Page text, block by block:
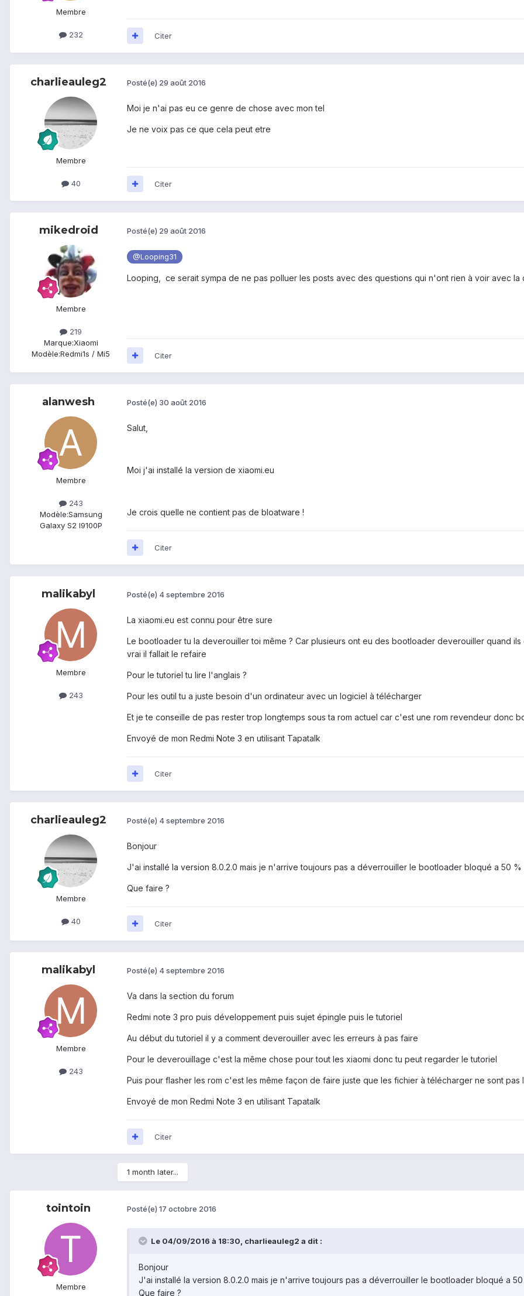
Membre
232 Citer
charlieauleg2
Membre
40
Posté(e) 29 août 2016
Moi je n'ai pas eu ce genre de chose avec mon tel
Je ne voix pas ce que cela peut etre
Citer
mikedroid
Membre
219
Marque:Xiaomi
Modèle:Redmi1s / Mi5
Posté(e) 29 août 2016
@Looping31
Looping, ce serait sympa de ne pas polluer les posts avec des questions qui n'ont rien à voir avec la
Citer
alanwesh
Membre
243
Modèle:Samsung
Galaxy S2 I9100P
Posté(e) 30 août 2016
Salut,
Moi j'ai installé la version de xiaomi.eu
Je crois quelle ne contient pas de bloatware !
Citer
malikabyl
Membre
243
Posté(e) 4 septembre 2016
La xiaomi.eu est connu pour être sure
Le bootloader tu la deverouiller toi même ? Car plusieurs ont eu des bootloader deverouiller quand
vrai il fallait le refaire
Pour le tutoriel tu lire l'anglais ?
Pour les outil tu a juste besoin d'un ordinateur avec un logiciel à télécharger
Et je te conseille de pas rester trop longtemps sous ta rom actuel car c'est une rom revendeur donc
Envoyé de mon Redmi Note 3 en utilisant Tapatalk
Citer
charlieauleg2
Membre
40
Posté(e) 4 septembre 2016
Bonjour
J'ai installé la version 8.0.2.0 mais je n'arrive toujours pas a déverrouiller le bootloader bloqué a 50
Que faire ?
Citer
malikabyl
Membre
243
Posté(e) 4 septembre 2016
Va dans la section du forum
Redmi note 3 pro puis développement puis sujet épingle puis le tutoriel
Au début du tutoriel il y a comment deverouiller avec les erreurs à pas faire
Pour le deverouillage c'est la même chose pour tout les xiaomi donc tu peut regarder le tutoriel
Puis pour flasher les rom c'est les même façon de faire juste que les fichier à télécharger ne sont pas
Envoyé de mon Redmi Note 3 en utilisant Tapatalk
Citer
1 month later...
tointoin
Membre
Posté(e) 17 octobre 2016
Le 04/09/2016 à 18:30, charlieauleg2 a dit :
Bonjour
J'ai installé la version 8.0.2.0 mais je n'arrive toujours pas a déverrouiller le bootloader bloqué a
Que faire ?